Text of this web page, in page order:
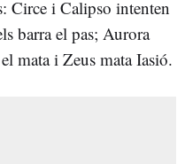
Circe i Calipso intenten
barra el pas; Aurora
mata i Zeus mata Iasió.